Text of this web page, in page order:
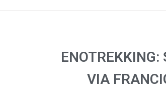
ENOTREKKING:
VIA